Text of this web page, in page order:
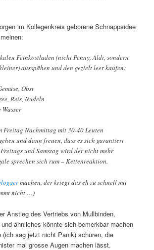
im Kollegenkreis geborene Schnappsidee
Feinkostladen (nicht Penny, Aldi, sondern
ausspähen und den gezielt leer kaufen:
Obst
Reis, Nudeln
Freitag Nachmittag mit 30-40 Leuten
und dann freuen, dass es sich garantiert
und Samstag wird der nicht mehr
sprechen sich rum – Kettenreaktion.
machen, der kriegt das eh zu schnell mit
nicht …)
Anstieg des Vertriebs von Mullbinden,
ähnliches könnte sich bemerkbar machen
(ich sag jetzt nicht Panik) schüren, die
mal grosse Augen machen lässt.